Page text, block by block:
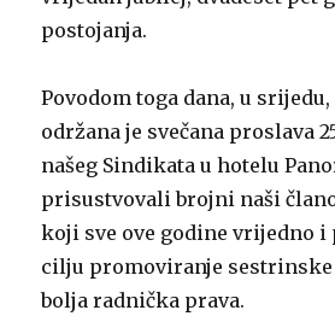
postojanja.
Povodom toga dana, u srijedu,
održana je svečana proslava
našeg Sindikata u hotelu
prisustvovali brojni naši
koji sve ove godine vrijedno i
cilju promoviranje
bolja radnička prava.